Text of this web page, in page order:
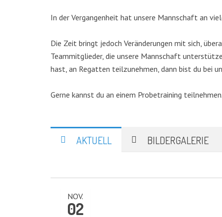
In der Vergangenheit hat unsere Mannschaft an
Die Zeit bringt jedoch Veränderungen mit sich,
Teammitglieder, die unsere Mannschaft
hast, an Regatten teilzunehmen, dann bist du bei
Gerne kannst du an einem Probetraining
AKTUELL BILDERGALERIE
NOV.
02